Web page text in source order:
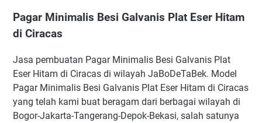
Pagar Minimalis Besi Galvanis Plat Eser Hitam
di Ciracas
Jasa pembuatan Pagar Minimalis Besi Galvanis Plat
Eser Hitam di Ciracas di wilayah JaBoDeTaBek. Model
Pagar Minimalis Besi Galvanis Plat Eser Hitam di Ciracas
yang telah kami buat beragam dari berbagai wilayah di
Bogor-Jakarta-Tangerang-Depok-Bekasi, salah satunya